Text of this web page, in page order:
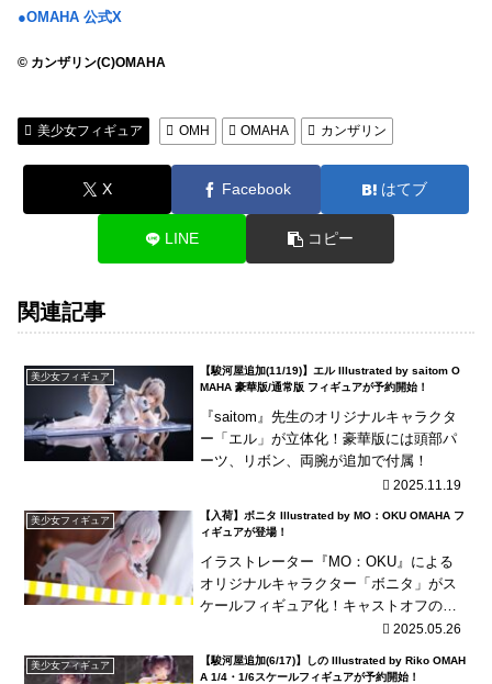
●OMAHA 公式X
© カンザリン(C)OMAHA
美少女フィギュア OMH OMAHA カンザリン
X Facebook はてブ
LINE コピー
関連記事
美少女フィギュア
【駿河屋追加(11/19)】エル Illustrated by saitom O
MAHA 豪華版/通常版 フィギュアが予約開始！
『saitom』先生のオリジナルキャラクタ
ー「エル」が立体化！豪華版には頭部パ
ーツ、リボン、両腕が追加で付属！
2025.11.19
美少女フィギュア
【入荷】ボニタ Illustrated by MO：OKU OMAHA フ
ィギュアが登場！
イラストレーター『MO：OKU』による
オリジナルキャラクター「ボニタ」がス
ケールフィギュア化！キャストオフの差
し替えパーツも付属！海外商品は、発売
能性が国内商品と比...
2025.05.26
美少女フィギュア
【駿河屋追加(6/17)】しの Illustrated by Riko OMAH
A 1/4・1/6スケールフィギュアが予約開始！